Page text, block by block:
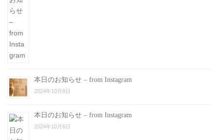
本日のお知らせ – from Instagram
2024年10月8日
本日のお知らせ – from Instagram
2024年10月6日